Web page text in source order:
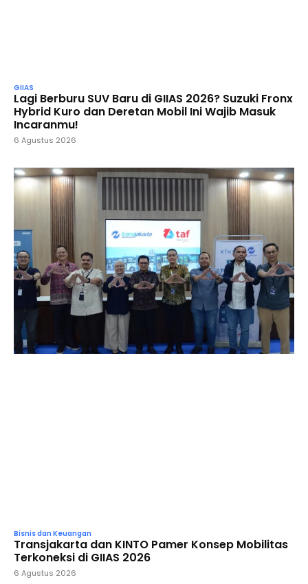
GIIAS
Lagi Berburu SUV Baru di GIIAS 2026? Suzuki Fronx
Hybrid Kuro dan Deretan Mobil Ini Wajib Masuk
Incaranmu!
6 Agustus 2026
Bisnis dan Keuangan
Transjakarta dan KINTO Pamer Konsep Mobilitas
Terkoneksi di GIIAS 2026
6 Agustus 2026